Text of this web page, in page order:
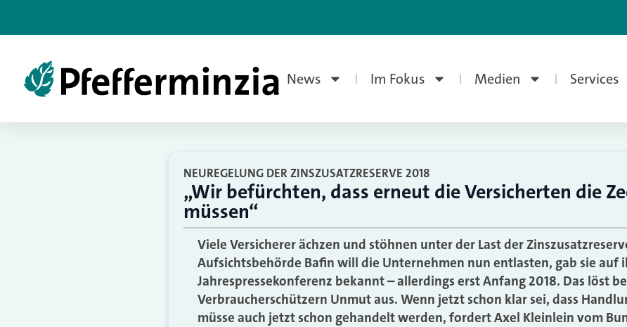
News Im Fokus Medien Services
NEUREGELUNG DER ZINSZUSATZRESERVE 2018
„Wir befürchten, dass erneut die Versicherten die
müssen“
Viele Versicherer ächzen und stöhnen unter der Last der
Aufsichtsbehörde Bafin will die Unternehmen nun entlasten, gab sie auf
Jahrespressekonferenz bekannt – allerdings erst Anfang 2018. Das löst
Verbraucherschützern Unmut aus. Wenn jetzt schon klar sei, dass
müsse auch jetzt schon gehandelt werden, fordert Axel Kleinlein vom